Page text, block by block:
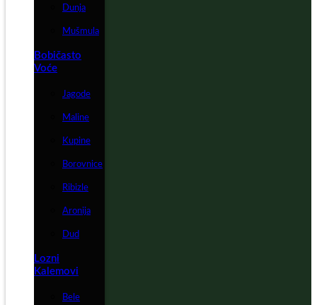
Dunja
Mušmula
Bobičasto
Voće
Jagode
Maline
Kupine
Borovnice
Ribizle
Aronija
Dud
Lozni
Kalemovi
Bele